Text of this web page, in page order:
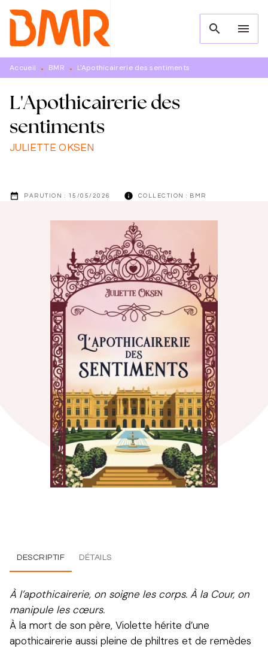
MENU RECHERCHE
PIED DE PAGE
search menu
Accueil • BMR • L'Apothicairerie des sentiments
L'Apothicairerie des
sentiments
JULIETTE OKSEN
date_range PARUTION : 15/05/2026 info COLLECTION : BMR
DESCRIPTIF DÉTAILS
À l’apothicairerie, on soigne les corps. À la Cour, on
manipule les cœurs.
À la mort de son père, Violette hérite d’une
apothicairerie aussi pleine de philtres et de remèdes